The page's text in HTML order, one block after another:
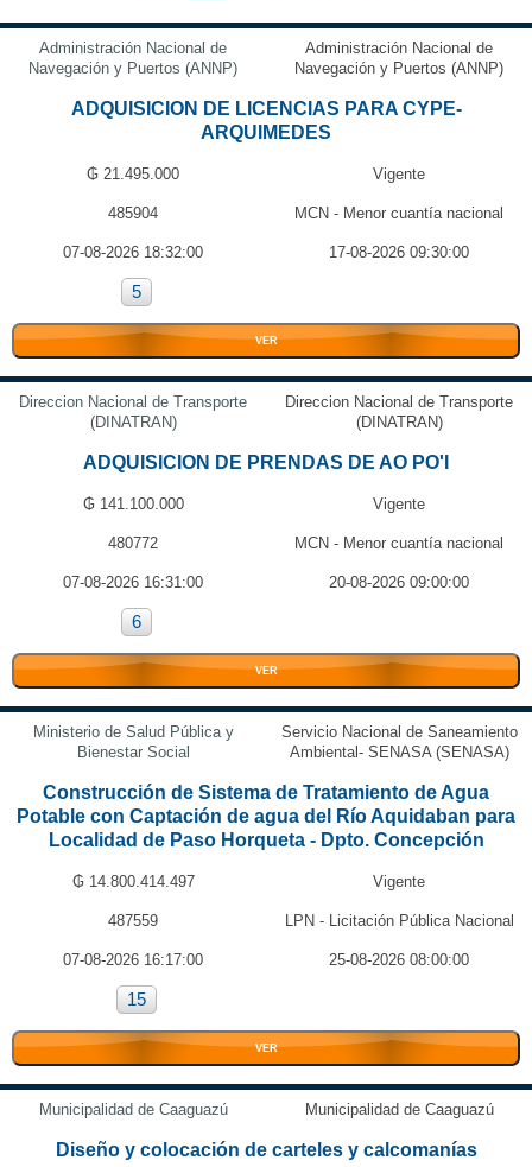
Administración Nacional de
Navegación y Puertos (ANNP)
Administración Nacional de
Navegación y Puertos (ANNP)
ADQUISICION DE LICENCIAS PARA CYPE-
ARQUIMEDES
₲ 21.495.000 Vigente
485904 MCN - Menor cuantía nacional
07-08-2026 18:32:00 17-08-2026 09:30:00
5
VER
Direccion Nacional de Transporte
(DINATRAN)
Direccion Nacional de Transporte
(DINATRAN)
ADQUISICION DE PRENDAS DE AO PO'I
₲ 141.100.000 Vigente
480772 MCN - Menor cuantía nacional
07-08-2026 16:31:00 20-08-2026 09:00:00
6
VER
Ministerio de Salud Pública y
Bienestar Social
Servicio Nacional de Saneamiento
Ambiental- SENASA (SENASA)
Construcción de Sistema de Tratamiento de Agua
Potable con Captación de agua del Río Aquidaban para
Localidad de Paso Horqueta - Dpto. Concepción
₲ 14.800.414.497 Vigente
487559 LPN - Licitación Pública Nacional
07-08-2026 16:17:00 25-08-2026 08:00:00
15
VER
Municipalidad de Caaguazú Municipalidad de Caaguazú
Diseño y colocación de carteles y calcomanías